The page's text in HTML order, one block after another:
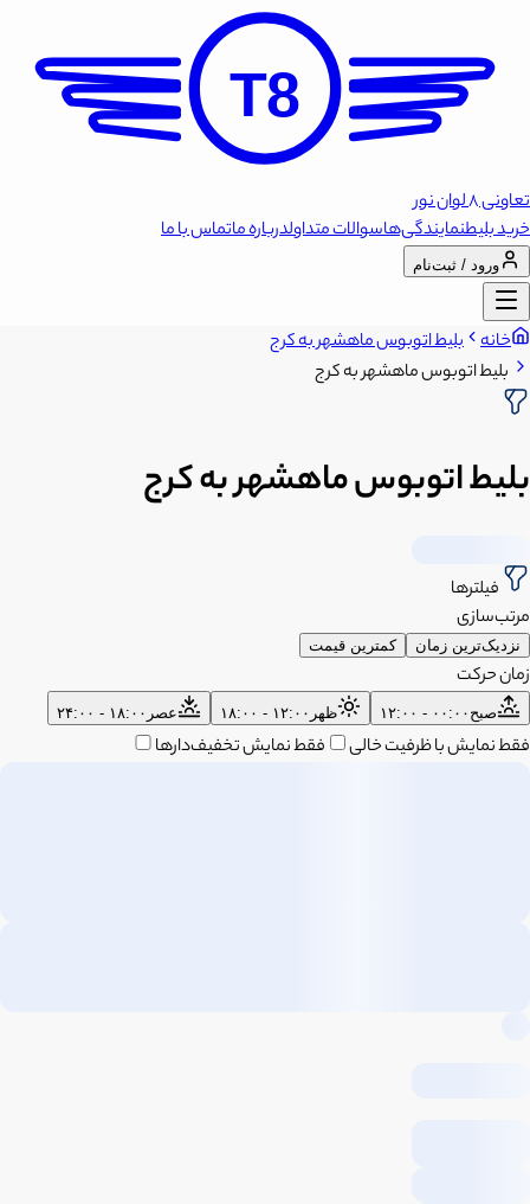
T8
تعاونی 8 لوان نور
خرید بلیطنمایندگی‌هاسوالات متداولدرباره ماتماس با ما
ورود / ثبت‌نام
خانه بلیط اتوبوس ماهشهر به کرج
بلیط اتوبوس ماهشهر به کرج
بلیط اتوبوس ماهشهر به کرج
فیلترها
مرتب‌سازی
نزدیک‌ترین زمان کمترین قیمت
زمان حرکت
صبح ۰۰:۰۰ - ۱۲:۰۰ ظهر ۱۲:۰۰ - ۱۸:۰۰ عصر ۱۸:۰۰ - ۲۴:۰۰
فقط نمایش با ظرفیت خالی فقط نمایش تخفیف‌دارها